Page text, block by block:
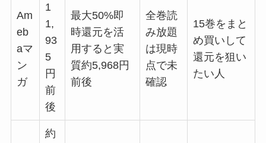
Am
eb
aマ
ン
ガ
1
1,
93
5
円
前
後
最大50%即
時還元を活
用すると実
質約5,968円
前後
全巻読
み放題
は現時
点で未
確認
15巻をまと
め買いして
還元を狙い
たい人
約